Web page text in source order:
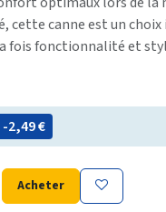
cette canne est un choix
fois fonctionnalité et
- 2,49€
Acheter